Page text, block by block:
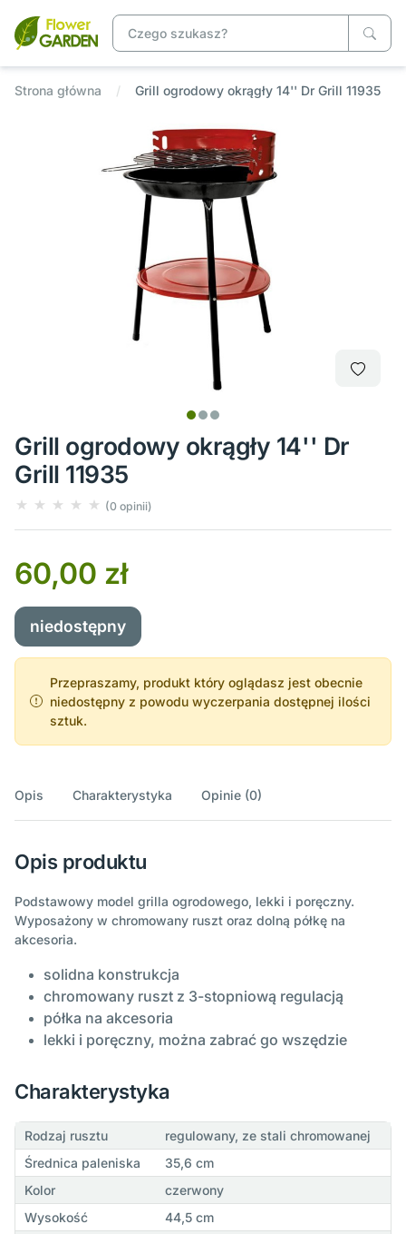
Strona główna Grill ogrodowy okrągły 14'' Dr Grill 11935
Grill ogrodowy okrągły 14'' Dr
Grill 11935
(0 opinii)
60,00 zł
niedostępny
Przepraszamy, produkt który oglądasz jest obecnie
niedostępny z powodu wyczerpania dostępnej ilości
sztuk.
Opis Charakterystyka Opinie (0)
Opis produktu
Podstawowy model grilla ogrodowego, lekki i poręczny.
Wyposażony w chromowany ruszt oraz dolną półkę na
akcesoria.
solidna konstrukcja
chromowany ruszt z 3-stopniową regulacją
półka na akcesoria
lekki i poręczny, można zabrać go wszędzie
Charakterystyka
Rodzaj rusztu
regulowany, ze stali chromowanej
Średnica paleniska
35,6 cm
Kolor
czerwony
Wysokość
44,5 cm